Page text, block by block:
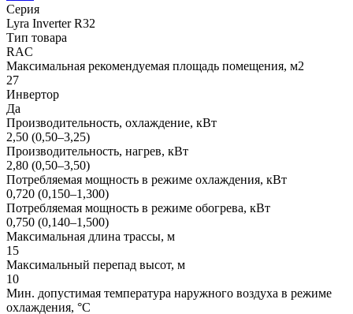
Серия
Lyra Inverter R32
Тип товара
RAC
Максимальная рекомендуемая площадь помещения, м2
27
Инвертор
Да
Производительность, охлаждение, кВт
2,50 (0,50–3,25)
Производительность, нагрев, кВт
2,80 (0,50–3,50)
Потребляемая мощность в режиме охлаждения, кВт
0,720 (0,150–1,300)
Потребляемая мощность в режиме обогрева, кВт
0,750 (0,140–1,500)
Максимальная длина трассы, м
15
Максимальный перепад высот, м
10
Мин. допустимая температура наружного воздуха в режиме
охлаждения, °С